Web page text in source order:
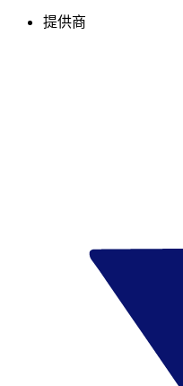
提供商